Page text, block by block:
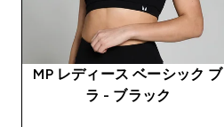
MP レディース ベーシック ブ
ラ - ブラック